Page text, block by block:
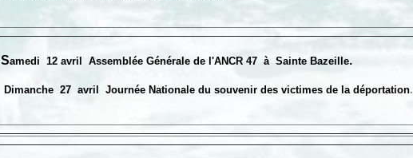
Samedi 12 avril Assemblée Générale de l'ANCR 47 à Sainte Bazeille.
Dimanche 27 avril Journée Nationale du souvenir des victimes de la déportation.